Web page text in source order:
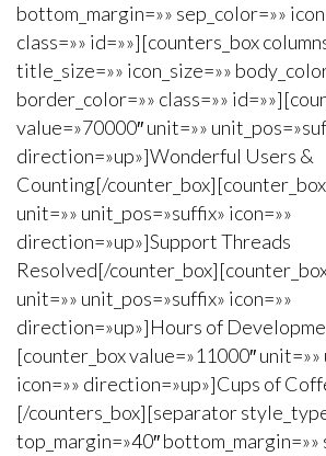
bottom_margin=»» sep_color=»»
class=»» id=»»][counters_box
title_size=»» icon_size=»»
border_color=»» class=»»
value=»70000″ unit=»»
direction=»up»]Wonderful Users &
Counting[/
unit=»» unit_pos=»suffix» icon=»»
direction=»up»]Support Threads
Resolved[/
unit=»» unit_pos=»suffix» icon=»»
direction=»up»]Hours of
[counter_box value=»11000″
icon=»» direction=»up»]Cups of
[/counters_box][separator
top_margin=»40″ bottom_margin=»»